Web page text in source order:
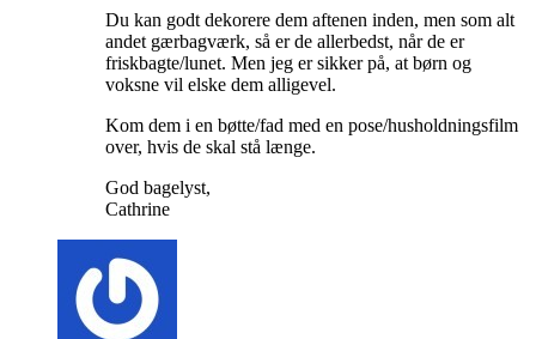
Du kan godt dekorere dem aftenen inden, men som alt
andet gærbagværk, så er de allerbedst, når de er
friskbagte/lunet. Men jeg er sikker på, at børn og
voksne vil elske dem alligevel.
Kom dem i en bøtte/fad med en pose/husholdningsfilm
over, hvis de skal stå længe.
God bagelyst,
Cathrine